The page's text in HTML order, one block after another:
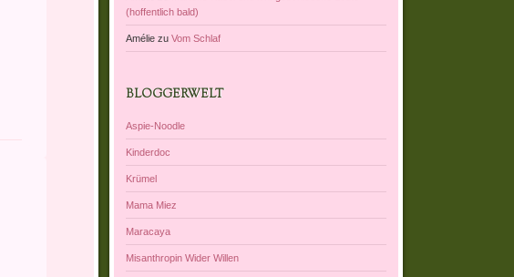
(hoffentlich bald)
Amélie zuVom Schlaf
BLOGGERWELT
Aspie-Noodle
Kinderdoc
Krümel
Mama Miez
Maracaya
Misanthropin Wider Willen